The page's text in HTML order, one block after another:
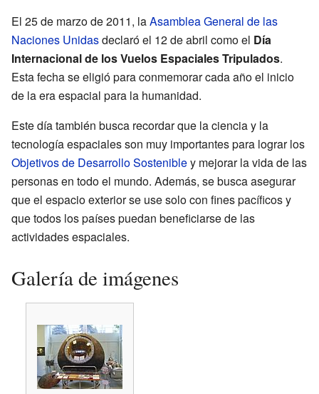
El 25 de marzo de 2011, laAsamblea General de las
Naciones Unidasdeclaró el 12 de abril como el Día
Internacional de los Vuelos Espaciales Tripulados.
Esta fecha se eligió para conmemorar cada año el inicio
de la era espacial para la humanidad.
Este día también busca recordar que la ciencia y la
tecnología espaciales son muy importantes para lograr los
Objetivos de Desarrollo Sostenibley mejorar la vida de las
personas en todo el mundo. Además, se busca asegurar
que el espacio exterior se use solo con fines pacíficos y
que todos los países puedan beneficiarse de las
actividades espaciales.
Galería de imágenes